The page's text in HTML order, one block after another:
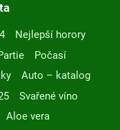
Nejlepší horory
Počasí
Auto – katalog
Svařené víno
Aloe vera